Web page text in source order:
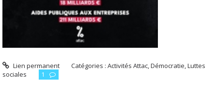
Lien permanent Catégories :Activités Attac,Démocratie,Luttes
sociales
1